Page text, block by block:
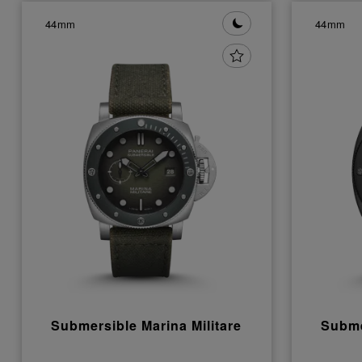
44mm
Submersible Marina Militare
44mm